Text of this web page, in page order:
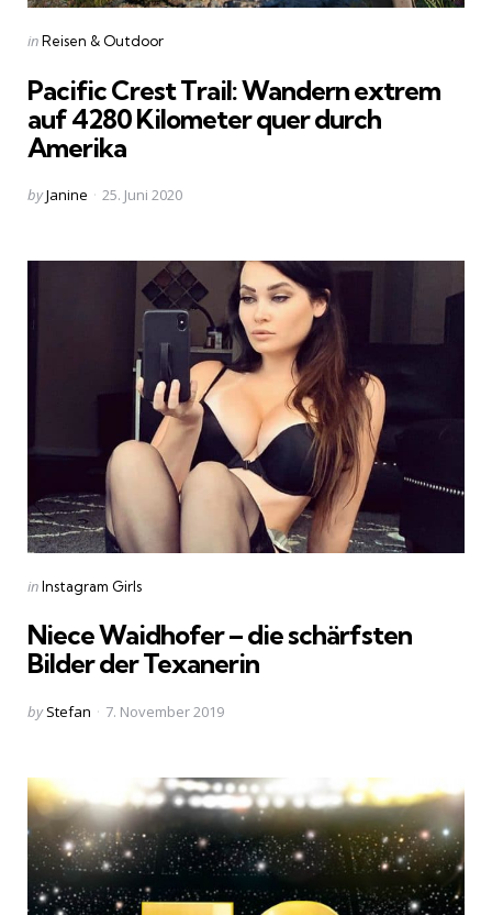
Categories
Posted
inReisen & Outdoor
Pacific Crest Trail: Wandern extrem
auf 4280 Kilometer quer durch
Amerika
Posted
byJanine 25. Juni 2020
Categories
Posted
inInstagram Girls
Niece Waidhofer – die schärfsten
Bilder der Texanerin
Posted
by Stefan 7. November 2019